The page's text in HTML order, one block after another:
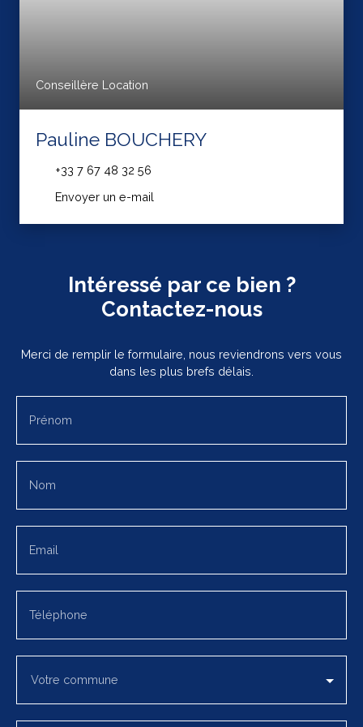
Conseillère Location
Pauline BOUCHERY
+33 7 67 48 32 56
Envoyer un e-mail
Intéressé par ce bien ?
Contactez-nous
Merci de remplir le formulaire, nous reviendrons vers vous
dans les plus brefs délais.
Prénom
Nom
Email
Téléphone
Votre commune